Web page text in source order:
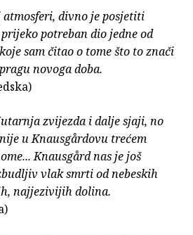
divno je posjetiti
potreban dio jedne od
sam čitao o tome što to znači
novoga doba.
zvijezda i dalje sjaji, no
u Knausgårdovu trećem
Knausgård nas je još
vlak smrti od nebeskih
najjezivijih dolina.